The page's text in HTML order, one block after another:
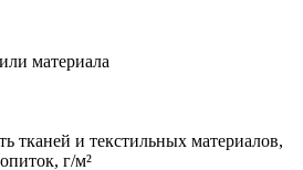
материала
тканей и текстильных материалов,
г/м²